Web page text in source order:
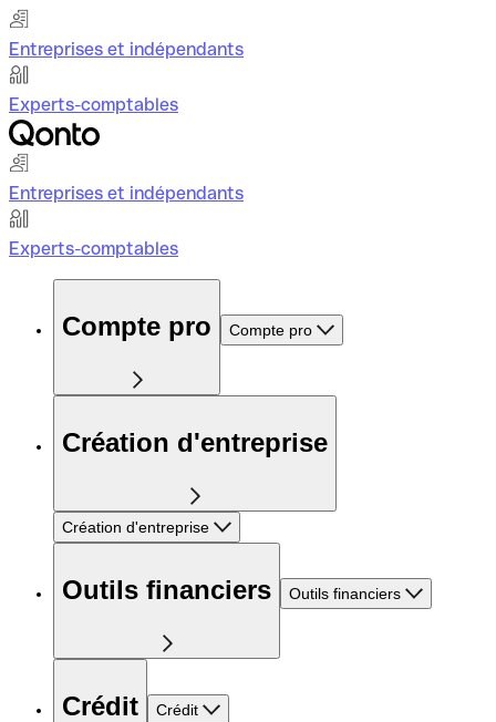
Entreprises et indépendants
Experts-comptables
Entreprises et indépendants
Experts-comptables
Compte pro Compte pro
Création d'entreprise
Création d'entreprise
Outils financiers Outils financiers
Crédit Crédit